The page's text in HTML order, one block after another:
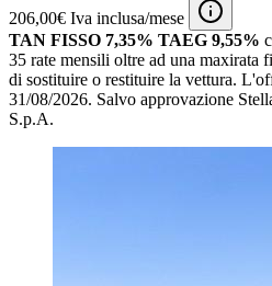
206,00€ Iva inclusa/mese
TAN FISSO 7,35% TAEG 9,55%
35 rate mensili oltre ad una maxirata
di sostituire o restituire la vettura.
31/08/2026. Salvo approvazione
S.p.A.